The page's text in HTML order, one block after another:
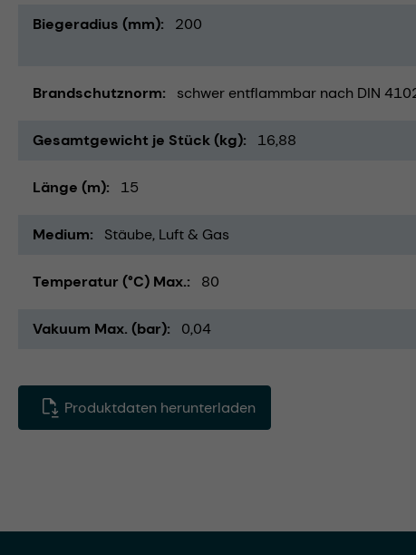
Biegeradius (mm) 200
Brandschutznorm schwer entflammbar nach DIN
Gesamtgewicht je Stück (kg) 16,88
Länge (m) 15
Medium Stäube Luft & Gas
Temperatur (°C) Max. 80
Vakuum Max. (bar) 0,04
Produktdaten herunterladen